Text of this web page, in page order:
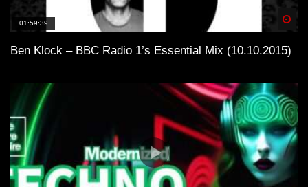
01:59:39
Ben Klock – BBC Radio 1’s Essential Mix (10.10.2015)